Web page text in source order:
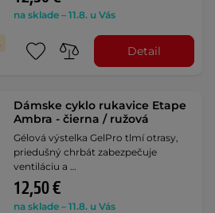
na sklade – 11.8. u Vás
Detail
Dámske cyklo rukavice Etape
Ambra - čierna / ružová
Gélová výstelka GelPro tlmí otrasy,
priedušný chrbát zabezpečuje
ventiláciu a …
12,50 €
na sklade – 11.8. u Vás